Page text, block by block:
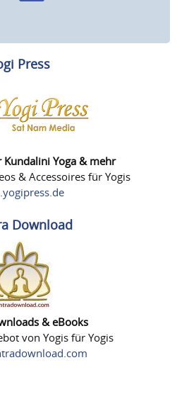
Press
Kundalini Yoga & mehr
& Accessoires für Yogis
Download
& eBooks
von Yogis für Yogis